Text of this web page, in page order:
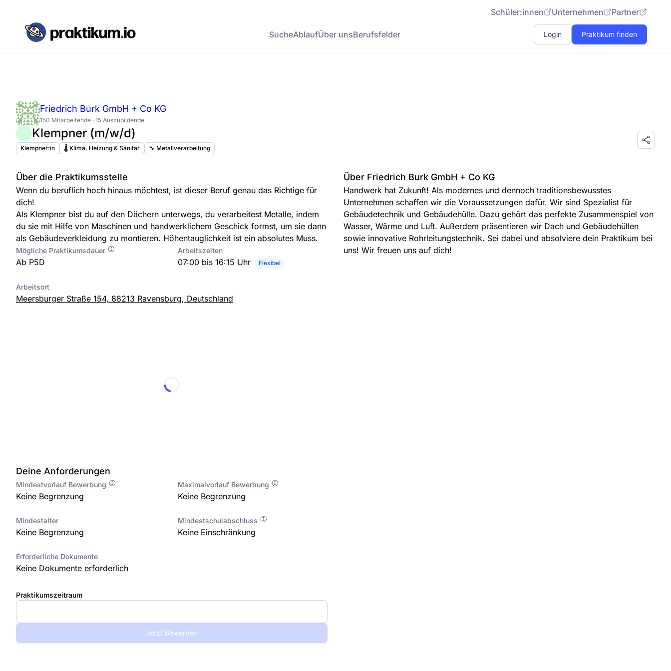
Schüler:innen Unternehmen Partner
SucheAblaufÜber unsBerufsfelder Login Praktikum finden
Friedrich Burk GmbH + Co KG
150 Mitarbeitende · 15 Auszubildende
Klempner (m/w/d)
Klempner:in 🌡️ Klima, Heizung & Sanitär 🔧 Metallverarbeitung
Über die Praktikumsstelle
Wenn du beruflich hoch hinaus möchtest, ist dieser Beruf genau das Richtige für
dich!
Als Klempner bist du auf den Dächern unterwegs, du verarbeitest Metalle, indem
du sie mit Hilfe von Maschinen und handwerklichem Geschick formst, um sie dann
als Gebäudeverkleidung zu montieren. Höhentauglichkeit ist ein absolutes Muss.
Mögliche Praktikumsdauer
Ab P5D
Arbeitszeiten
07:00 bis 16:15 Uhr Flexibel
Arbeitsort
Meersburger Straße 154, 88213 Ravensburg, Deutschland
Deine Anforderungen
Mindestvorlauf Bewerbung
Keine Begrenzung
Maximalvorlauf Bewerbung
Keine Begrenzung
Mindestalter
Keine Begrenzung
Mindestschulabschluss
Keine Einschränkung
Erforderliche Dokumente
Keine Dokumente erforderlich
Über Friedrich Burk GmbH + Co KG
Handwerk hat Zukunft! Als modernes und dennoch traditionsbewusstes
Unternehmen schaffen wir die Voraussetzungen dafür. Wir sind Spezialist für
Gebäude­technik und Gebäudehülle. Dazu gehört das perfekte Zusammenspiel von
Wasser, Wärme und Luft. Außerdem präsentieren wir Dach und Gebäudehüllen
sowie innovative Rohrleitungstechnik. Sei dabei und absolviere dein Praktikum bei
uns! Wir freuen uns auf dich!
Praktikumszeitraum
Jetzt Bewerben